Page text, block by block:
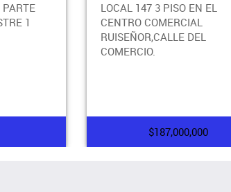
1
LOCAL 147 3 PISO EN EL
CENTRO COMERCIAL
RUISEÑOR,CALLE DEL
COMERCIO.
$187,000,000